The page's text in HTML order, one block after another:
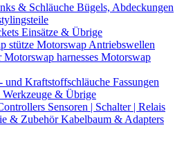
& Schläuche Bügels, Abdeckungen
Einsätze & Übrige
stütze Motorswap Antriebswellen
Motorswap harnesses Motorswap
und Kraftstoffschläuche Fassungen
Werkzeuge & Übrige
Sensoren | Schalter | Relais
& ZubehörKabelbaum & Adapters